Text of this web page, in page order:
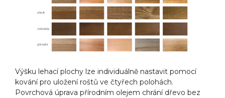
Výšku lehací plochy lze individuálně nastavit pomocí
kování pro uložení roštů ve čtyřech polohách.
Povrchová úprava přírodním olejem chrání dřevo bez